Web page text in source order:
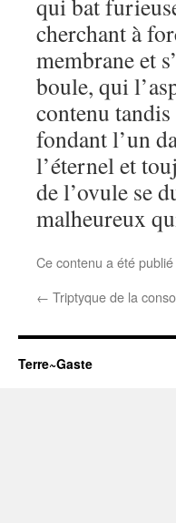
qui bat
cherchant à
membrane et
boule, qui
contenu
fondant l’un
l’éternel et
de l’ovule se
malheureux
Ce contenu a été
← Triptyque de la
Terre~Gaste